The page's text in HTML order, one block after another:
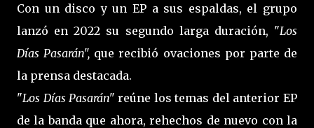
Con un disco y un EP a sus espaldas, el grupo
lanzó en 2022 su segundo larga duración, "Los
Días Pasarán", que recibió ovaciones por parte de
la prensa destacada.
"Los Días Pasarán" reúne los temas del anterior EP
de la banda que ahora, rehechos de nuevo con la